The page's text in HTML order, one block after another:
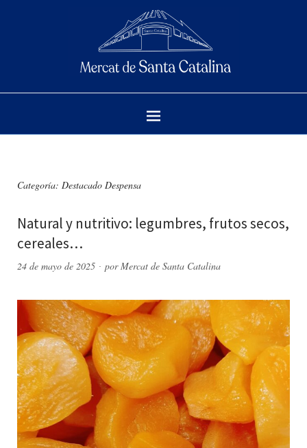
Categoría: Destacado Despensa
Natural y nutritivo: legumbres, frutos secos,
cereales…
24 de mayo de 2025 porMercat de Santa Catalina